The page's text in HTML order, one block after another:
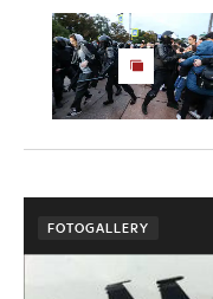
FOTOGALLERY